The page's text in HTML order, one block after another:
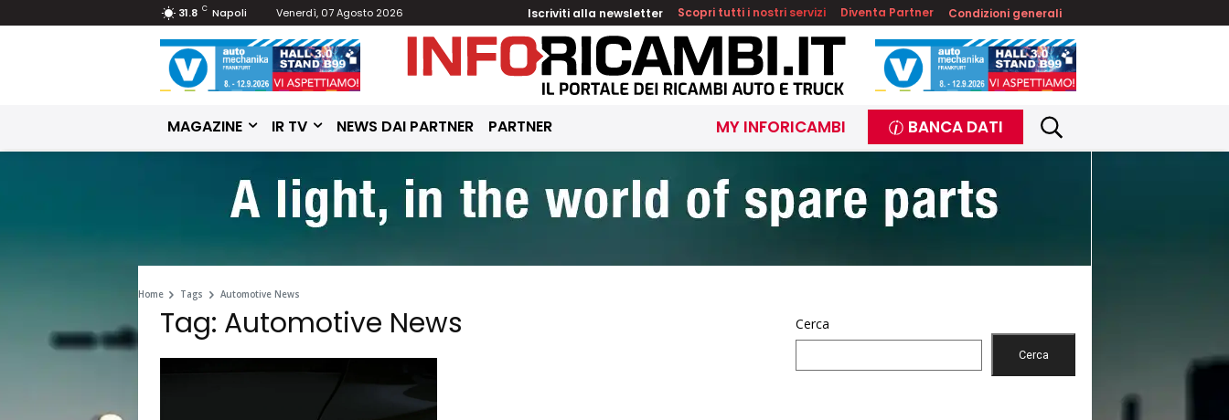
31.8 C Napoli Venerdì, 07 Agosto 2026 Iscriviti alla newsletter Scopri tutti i nostri servizi Diventa Partner Condizioni generali
MAGAZINE IR TV NEWS DAI PARTNER PARTNER MY INFORICAMBI BANCA DATI
Home Tags Automotive News
Tag: Automotive News Cerca
Cerca